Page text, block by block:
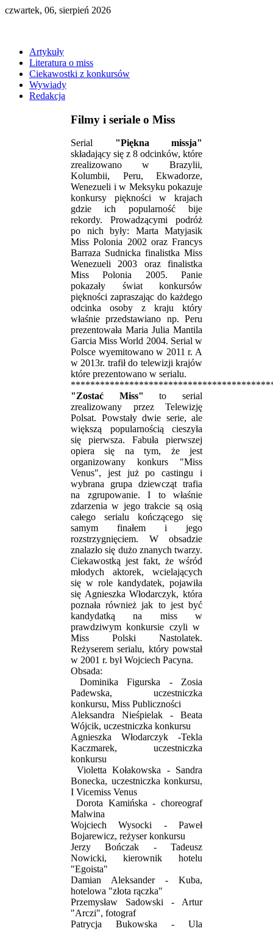
czwartek, 06, sierpień 2026
Artykuły
Literatura o miss
Ciekawostki z konkursów
Wywiady
Redakcja
Filmy i seriale o Miss
Serial "Piękna missja"
składający się z 8 odcinków, które
zrealizowano w Brazylii,
Kolumbii, Peru, Ekwadorze,
Wenezueli i w Meksyku pokazuje
konkursy piękności w krajach
gdzie ich popularność bije
rekordy. Prowadzącymi podróż
po nich były: Marta Matyjasik
Miss Polonia 2002 oraz Francys
Barraza Sudnicka finalistka Miss
Wenezueli 2003 oraz finalistka
Miss Polonia 2005. Panie
pokazały świat konkursów
piękności zapraszając do każdego
odcinka osoby z kraju który
właśnie przedstawiano np. Peru
prezentowała Maria Julia Mantila
Garcia Miss World 2004. Serial w
Polsce wyemitowano w 2011 r. A
w 2013r. trafił do telewizji krajów
które prezentowano w serialu.
"Zostać Miss" to serial
zrealizowany przez Telewizję
Polsat. Powstały dwie serie, ale
większą popularnością cieszyła
się pierwsza. Fabuła pierwszej
opiera się na tym, że jest
organizowany konkurs "Miss
Venus", jest już po castingu i
wybrana grupa dziewcząt trafia
na zgrupowanie. I to właśnie
zdarzenia w jego trakcie są osią
całego serialu kończącego się
samym finałem i jego
rozstrzygnięciem. W obsadzie
znalazło się dużo znanych twarzy.
Ciekawostką jest fakt, że wśród
młodych aktorek, wcielających
się w role kandydatek, pojawiła
się Agnieszka Włodarczyk, która
poznała również jak to jest być
kandydatką na miss w
prawdziwym konkursie czyli w
Miss Polski Nastolatek.
Reżyserem serialu, który powstał
w 2001 r. był Wojciech Pacyna.
Obsada:
Dominika Figurska - Zosia
Padewska, uczestniczka
konkursu, Miss Publiczności
Aleksandra Nieśpielak - Beata
Wójcik, uczestniczka konkursu
Agnieszka Włodarczyk -Tekla
Kaczmarek, uczestniczka
konkursu
Violetta Kołakowska - Sandra
Bonecka, uczestniczka konkursu,
I Vicemiss Venus
Dorota Kamińska - choreograf
Malwina
Wojciech Wysocki - Paweł
Bojarewicz, reżyser konkursu
Jerzy Bończak - Tadeusz
Nowicki, kierownik hotelu
"Egoista"
Damian Aleksander - Kuba,
hotelowa "złota rączka"
Przemysław Sadowski - Artur
"Arczi", fotograf
Patrycja Bukowska - Ula